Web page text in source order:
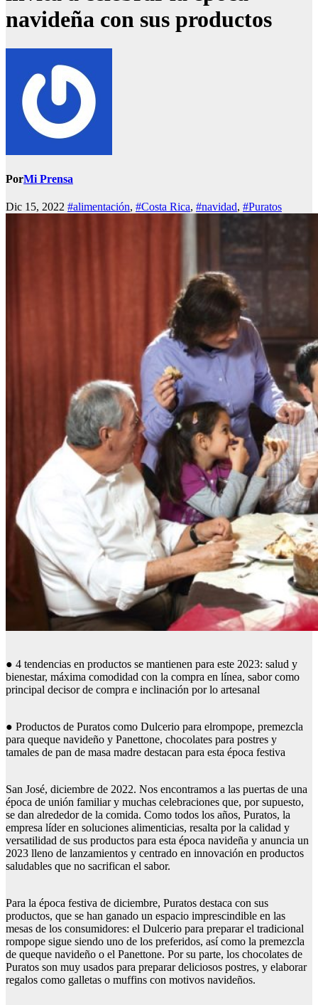
navideña con sus productos
PorMi Prensa
Dic 15, 2022 #alimentación, #Costa Rica, #navidad, #Puratos
● 4 tendencias en productos se mantienen para este 2023: salud y
bienestar, máxima comodidad con la compra en línea, sabor como
principal decisor de compra e inclinación por lo artesanal
● Productos de Puratos como Dulcerio para elrompope, premezcla
para queque navideño y Panettone, chocolates para postres y
tamales de pan de masa madre destacan para esta época festiva
San José, diciembre de 2022. Nos encontramos a las puertas de una
época de unión familiar y muchas celebraciones que, por supuesto,
se dan alrededor de la comida. Como todos los años, Puratos, la
empresa líder en soluciones alimenticias, resalta por la calidad y
versatilidad de sus productos para esta época navideña y anuncia un
2023 lleno de lanzamientos y centrado en innovación en productos
saludables que no sacrifican el sabor.
Para la época festiva de diciembre, Puratos destaca con sus
productos, que se han ganado un espacio imprescindible en las
mesas de los consumidores: el Dulcerio para preparar el tradicional
rompope sigue siendo uno de los preferidos, así como la premezcla
de queque navideño o el Panettone. Por su parte, los chocolates de
Puratos son muy usados para preparar deliciosos postres, y elaborar
regalos como galletas o muffins con motivos navideños.